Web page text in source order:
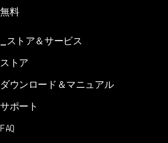
無料
ストア＆サービス
ストア
ダウンロード＆マニュアル
サポート
FAQ